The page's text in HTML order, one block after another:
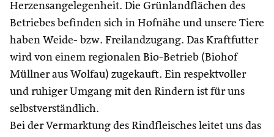
Herzensangelegenheit. Die Grünlandflächen des
Betriebes befinden sich in Hofnähe und unsere Tiere
haben Weide- bzw. Freilandzugang. Das Kraftfutter
wird von einem regionalen Bio-Betrieb (Biohof
Müllner aus Wolfau) zugekauft. Ein respektvoller
und ruhiger Umgang mit den Rindern ist für uns
selbstverständlich.
Bei der Vermarktung des Rindfleisches leitet uns das